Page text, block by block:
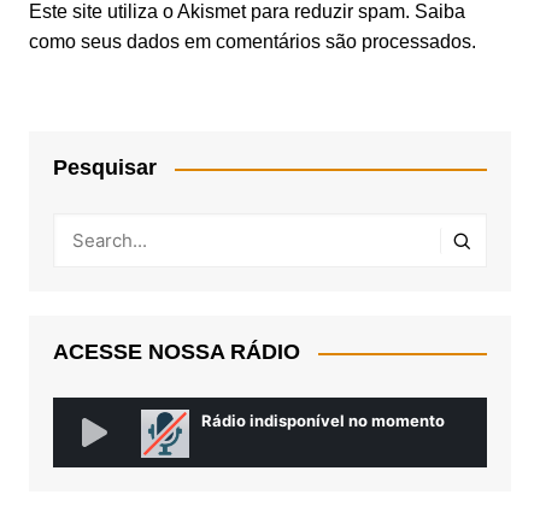
Este site utiliza o Akismet para reduzir spam. Saiba
como seus dados em comentários são processados.
Pesquisar
ACESSE NOSSA RÁDIO